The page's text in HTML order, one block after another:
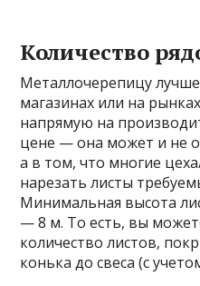
Количество
Металлочерепицу лучше
магазинах или на
напрямую на
цене — она может и не
а в том, что многие
нарезать листы
Минимальная высота
— 8 м. То есть, вы
количество листов,
конька до свеса (с